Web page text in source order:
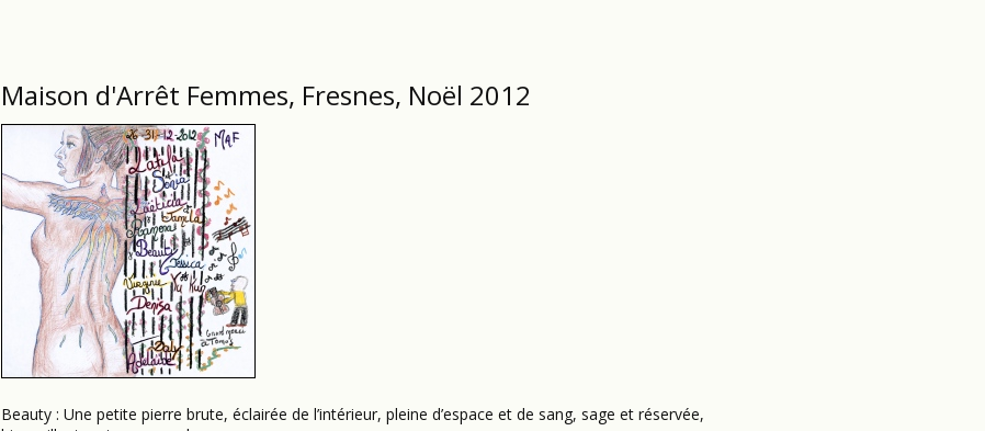
Maison d'Arrêt Femmes, Fresnes, Noël 2012
Beauty : Une petite pierre brute, éclairée de l’intérieur, pleine d’espace et de sang, sage et réservée,